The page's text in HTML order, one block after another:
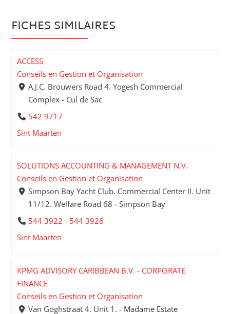
FICHES SIMILAIRES
ACCESS
Conseils en Gestion et Organisation
A.J.C. Brouwers Road 4. Yogesh Commercial
Complex - Cul de Sac
542 9717
Sint Maarten
SOLUTIONS ACCOUNTING & MANAGEMENT N.V.
Conseils en Gestion et Organisation
Simpson Bay Yacht Club. Commercial Center II. Unit
11/12. Welfare Road 68 - Simpson Bay
544 3922 - 544 3926
Sint Maarten
KPMG ADVISORY CARIBBEAN B.V. - CORPORATE
FINANCE
Conseils en Gestion et Organisation
Van Goghstraat 4. Unit 1. - Madame Estate